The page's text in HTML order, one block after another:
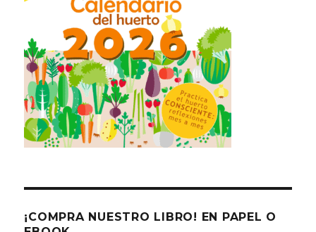
¡COMPRA NUESTRO LIBRO! EN PAPEL O